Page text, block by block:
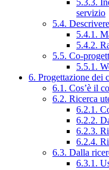
5.3.3.
servizio
5.4.
5.4.1.
5.4.2.
5.5. Co-
5.5.1.
6. Progettazione dei
6.1. Cos’è il
6.2. Ricerca
6.2.1.
6.2.2.
6.2.3.
6.2.4.
6.3. Dalla
6.3.1.